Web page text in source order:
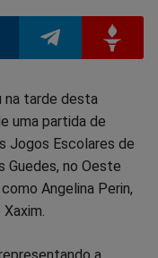
Compartilhar
no
Telegram
no
Gettr
na tarde desta
uma partida de
Jogos Escolares de
Guedes, no Oeste
Angelina Perin,